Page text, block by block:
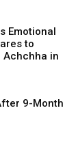
Emotional
to
Achchha in
9-Month